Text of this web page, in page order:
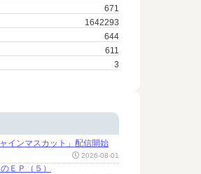
671
1642293
644
611
3
インマスカット」配信開始
2026-08-01
ＥＰ（５）